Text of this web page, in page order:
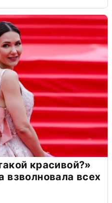
красивой?»
взволновала всех